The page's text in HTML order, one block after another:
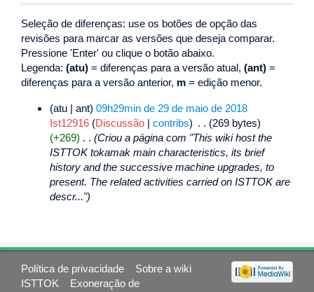
Seleção de diferenças: use os botões de opção das
revisões para marcar as versões que deseja comparar.
Pressione 'Enter' ou clique o botão abaixo.
Legenda:(atu) = diferenças para a versão atual,(ant) =
diferenças para a versão anterior, m = edição menor.
(atu | ant) 09h29min de 29 de maio de 2018
Ist12916 (Discussão |contribs) . . (269 bytes)
(+269) . . (Criou a página com "This wiki host the
ISTTOK tokamak main characteristics, its brief
history and the successive machine upgrades, to
present. The related activities carried on ISTTOK are
descr...")
Política de privacidade
Sobre a wiki
ISTTOK
Exoneração de